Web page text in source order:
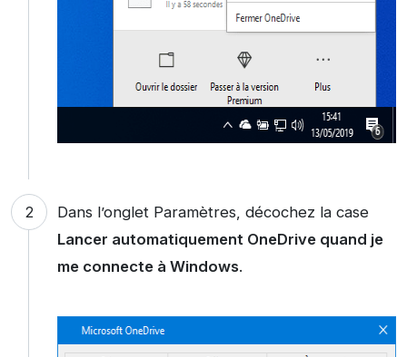
Dans l’onglet Paramètres, décochez la case
Lancer automatiquement OneDrive quand je
me connecte à Windows.